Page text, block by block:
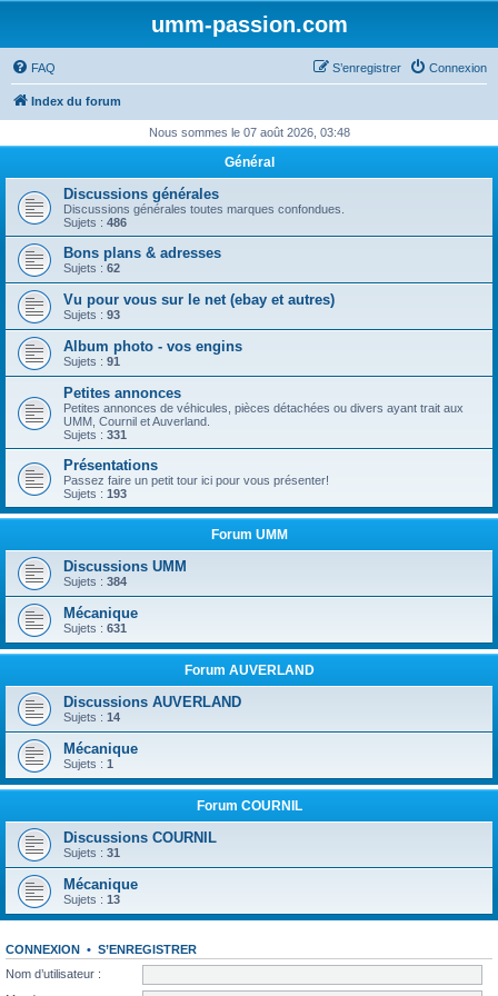
umm-passion.com
FAQ Connexion
S’enregistrer
Index du forum
Nous sommes le 07 août 2026, 03:48
Général
Discussions générales
Discussions générales toutes marques confondues.
Sujets : 486
Bons plans & adresses
Sujets : 62
Vu pour vous sur le net (ebay et autres)
Sujets : 93
Album photo - vos engins
Sujets : 91
Petites annonces
Petites annonces de véhicules, pièces détachées ou divers ayant trait aux
UMM, Cournil et Auverland.
Sujets : 331
Présentations
Passez faire un petit tour ici pour vous présenter!
Sujets : 193
Forum UMM
Discussions UMM
Sujets : 384
Mécanique
Sujets : 631
Forum AUVERLAND
Discussions AUVERLAND
Sujets : 14
Mécanique
Sujets : 1
Forum COURNIL
Discussions COURNIL
Sujets : 31
Mécanique
Sujets : 13
CONNEXION • S’ENREGISTRER
Nom d’utilisateur :